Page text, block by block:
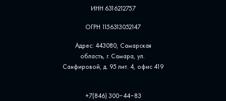
ИНН 6316212757
ОГРН 1156313052147
Адрес: 443080, Самарская
область, г. Самара, ул. ​
Санфировой, д. 95 лит. 4, офис ​419
+7(846) 300‒44‒83